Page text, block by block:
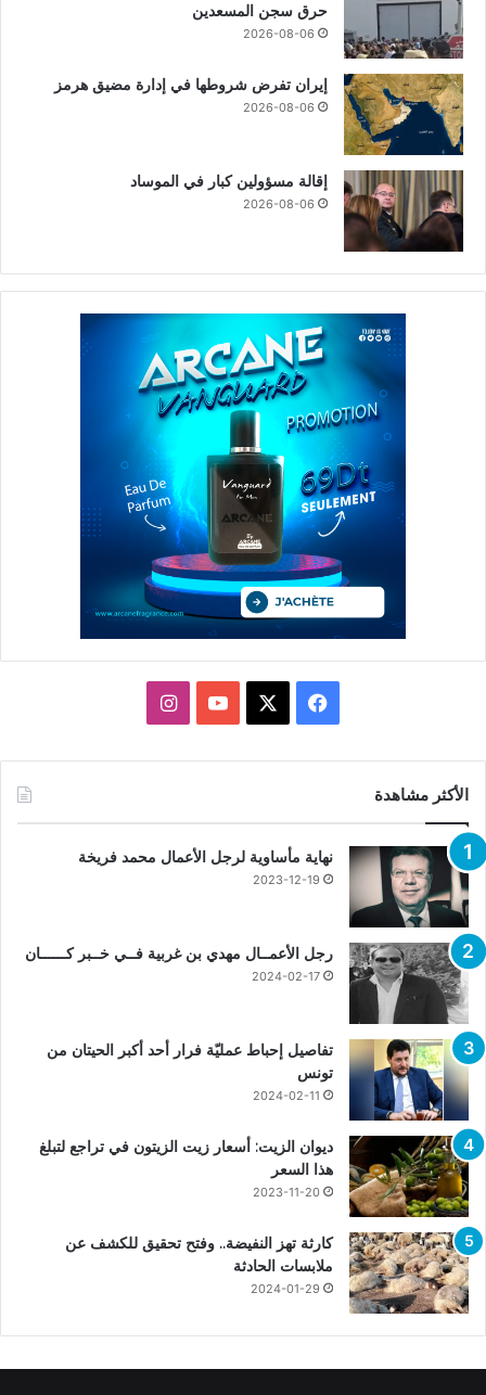
حرق سجن المسعدين
2026-08-06
إيران تفرض شروطها في إدارة مضيق هرمز
2026-08-06
إقالة مسؤولين كبار في الموساد
2026-08-06
فيسبوك يوتيوبانستقرام
الأكثر مشاهدة
نهاية مأساوية لرجل الأعمال محمد فريخة
2023-12-19
رجل الأعمــال مهدي بن غربية فــي خــبر كــــــان
2024-02-17
تفاصيل إحباط عمليّة فرار أحد أكبر الحيتان من
تونس
2024-02-11
ديوان الزيت: أسعار زيت الزيتون في تراجع لتبلغ
هذا السعر
2023-11-20
كارثة تهز النفيضة.. وفتح تحقيق للكشف عن
ملابسات الحادثة
2024-01-29